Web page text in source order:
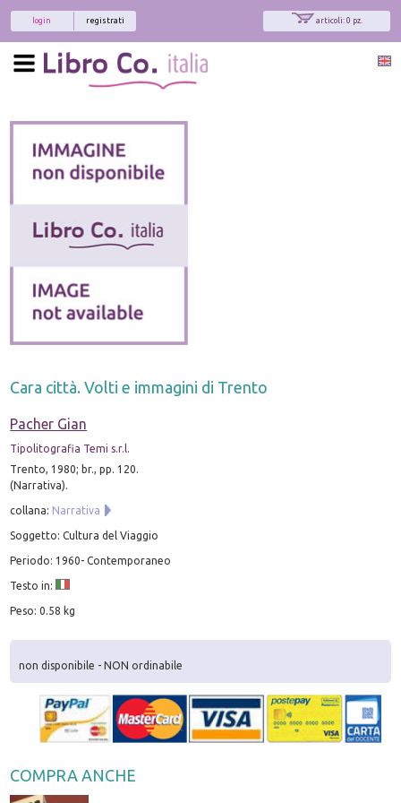
articoli: 0 pz.
registrati
login
Cara città. Volti e immagini di Trento
Pacher Gian
Tipolitografia Temi s.r.l.
Trento, 1980; br., pp. 120.
(Narrativa).
collana: Narrativa
Soggetto: Cultura del Viaggio
Periodo: 1960- Contemporaneo
Testo in:
Peso: 0.58 kg
non disponibile - NON ordinabile
COMPRA ANCHE